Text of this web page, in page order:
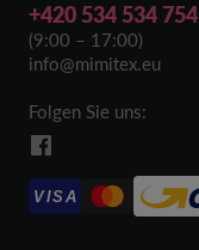
+420 534 534 754
(9:00 – 17:00)
info@mimitex.eu
Folgen Sie uns:
VISA